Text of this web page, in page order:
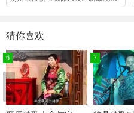
朔州大秧歌《二进宫》1尹翠兰卢尚卿贾继雄等
朔州大秧歌《夫妻泥窑》金翠花侯启
猜你喜欢
6 7